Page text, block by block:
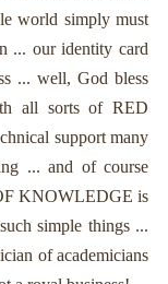
world simply must
... our identity card
... well, God bless
all sorts of RED
support many
... and of course
KNOWLEDGE is
simple things ...
of academicians